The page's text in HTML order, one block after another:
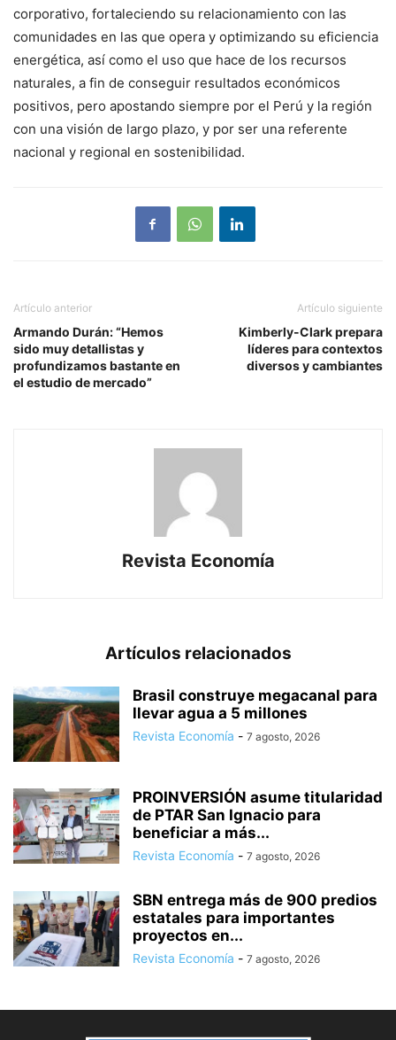
corporativo, fortaleciendo su relacionamiento con las
comunidades en las que opera y optimizando su eficiencia
energética, así como el uso que hace de los recursos
naturales, a fin de conseguir resultados económicos
positivos, pero apostando siempre por el Perú y la región
con una visión de largo plazo, y por ser una referente
nacional y regional en sostenibilidad.
Artículo anterior
Armando Durán: “Hemos
sido muy detallistas y
profundizamos bastante en
el estudio de mercado”
Artículo siguiente
Kimberly-Clark prepara
líderes para contextos
diversos y cambiantes
Revista Economía
Artículos relacionados
Brasil construye megacanal para
llevar agua a 5 millones
Revista Economía - 7 agosto, 2026
PROINVERSIÓN asume titularidad
de PTAR San Ignacio para
beneficiar a más...
Revista Economía - 7 agosto, 2026
SBN entrega más de 900 predios
estatales para importantes
proyectos en...
Revista Economía - 7 agosto, 2026